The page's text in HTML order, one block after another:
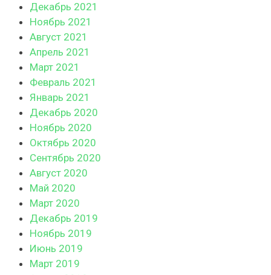
Декабрь 2021
Ноябрь 2021
Август 2021
Апрель 2021
Март 2021
Февраль 2021
Январь 2021
Декабрь 2020
Ноябрь 2020
Октябрь 2020
Сентябрь 2020
Август 2020
Май 2020
Март 2020
Декабрь 2019
Ноябрь 2019
Июнь 2019
Март 2019